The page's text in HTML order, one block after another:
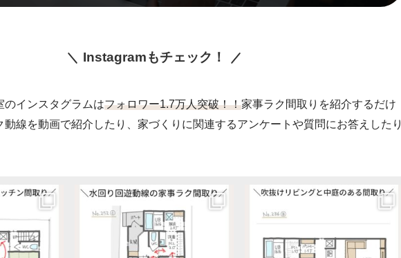
Instagramもチェック！
のインスタグラムはフォロワー1.7万人突破！！家事ラク間取りを紹介するだけ
動線を動画で紹介したり、家づくりに関連するアンケートや質問にお答えしたり